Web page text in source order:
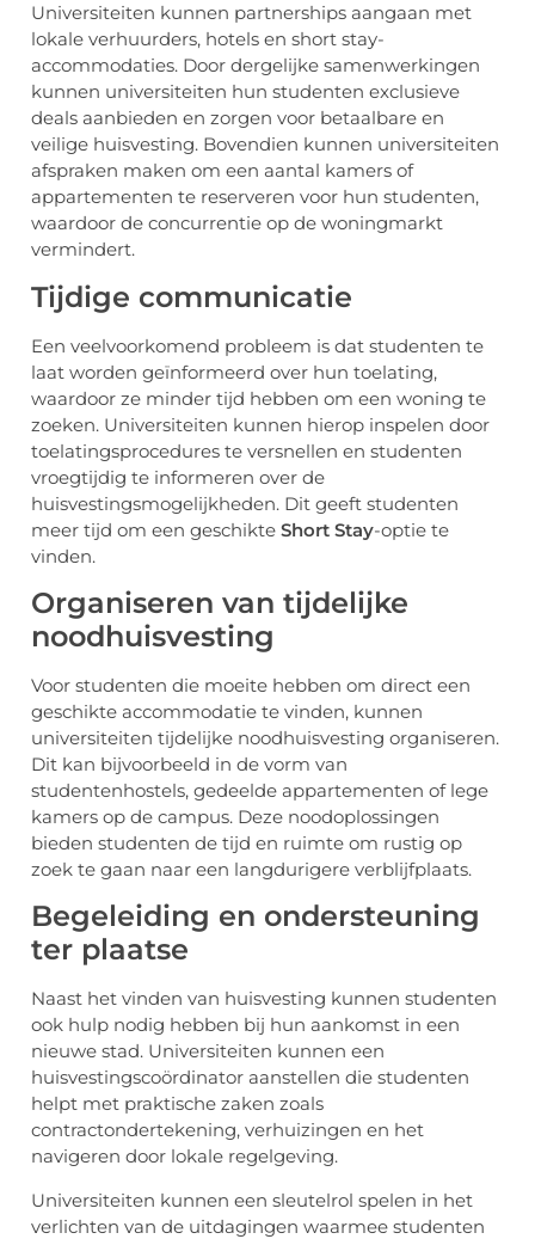
Universiteiten kunnen partnerships aangaan met
lokale verhuurders, hotels en short stay-
accommodaties. Door dergelijke samenwerkingen
kunnen universiteiten hun studenten exclusieve
deals aanbieden en zorgen voor betaalbare en
veilige huisvesting. Bovendien kunnen universiteiten
afspraken maken om een aantal kamers of
appartementen te reserveren voor hun studenten,
waardoor de concurrentie op de woningmarkt
vermindert.
Tijdige communicatie
Een veelvoorkomend probleem is dat studenten te
laat worden geïnformeerd over hun toelating,
waardoor ze minder tijd hebben om een woning te
zoeken. Universiteiten kunnen hierop inspelen door
toelatingsprocedures te versnellen en studenten
vroegtijdig te informeren over de
huisvestingsmogelijkheden. Dit geeft studenten
meer tijd om een geschikte Short Stay-optie te
vinden.
Organiseren van tijdelijke
noodhuisvesting
Voor studenten die moeite hebben om direct een
geschikte accommodatie te vinden, kunnen
universiteiten tijdelijke noodhuisvesting organiseren.
Dit kan bijvoorbeeld in de vorm van
studentenhostels, gedeelde appartementen of lege
kamers op de campus. Deze noodoplossingen
bieden studenten de tijd en ruimte om rustig op
zoek te gaan naar een langdurigere verblijfplaats.
Begeleiding en ondersteuning
ter plaatse
Naast het vinden van huisvesting kunnen studenten
ook hulp nodig hebben bij hun aankomst in een
nieuwe stad. Universiteiten kunnen een
huisvestingscoördinator aanstellen die studenten
helpt met praktische zaken zoals
contractondertekening, verhuizingen en het
navigeren door lokale regelgeving.
Universiteiten kunnen een sleutelrol spelen in het
verlichten van de uitdagingen waarmee studenten